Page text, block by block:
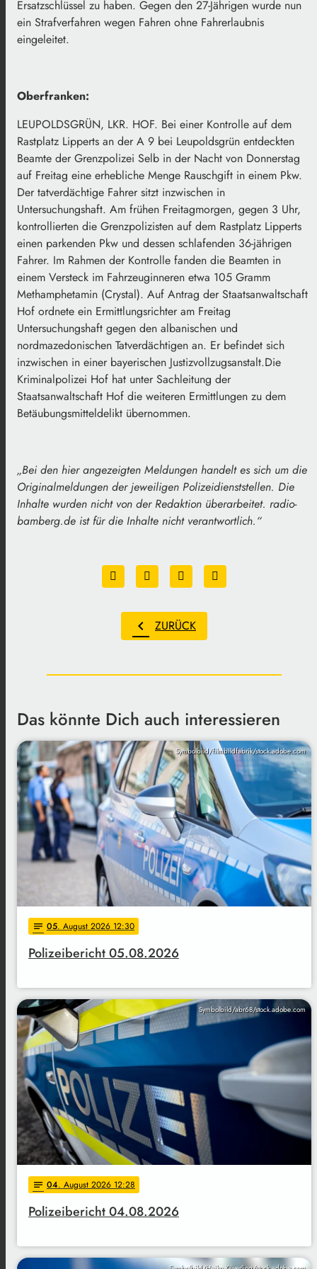
Ersatzschlüssel zu haben. Gegen den 27-Jährigen wurde nun
ein Strafverfahren wegen Fahren ohne Fahrerlaubnis
eingeleitet.
Oberfranken:
LEUPOLDSGRÜN, LKR. HOF. Bei einer Kontrolle auf dem
Rastplatz Lipperts an der A 9 bei Leupoldsgrün entdeckten
Beamte der Grenzpolizei Selb in der Nacht von Donnerstag
auf Freitag eine erhebliche Menge Rauschgift in einem Pkw.
Der tatverdächtige Fahrer sitzt inzwischen in
Untersuchungshaft. Am frühen Freitagmorgen, gegen 3 Uhr,
kontrollierten die Grenzpolizisten auf dem Rastplatz Lipperts
einen parkenden Pkw und dessen schlafenden 36-jährigen
Fahrer. Im Rahmen der Kontrolle fanden die Beamten in
einem Versteck im Fahrzeuginneren etwa 105 Gramm
Methamphetamin (Crystal). Auf Antrag der Staatsanwaltschaft
Hof ordnete ein Ermittlungsrichter am Freitag
Untersuchungshaft gegen den albanischen und
nordmazedonischen Tatverdächtigen an. Er befindet sich
inzwischen in einer bayerischen Justizvollzugsanstalt.Die
Kriminalpolizei Hof hat unter Sachleitung der
Staatsanwaltschaft Hof die weiteren Ermittlungen zu dem
Betäubungsmitteldelikt übernommen.
„Bei den hier angezeigten Meldungen handelt es sich um die
Originalmeldungen der jeweiligen Polizeidienststellen. Die
Inhalte wurden nicht von der Redaktion überarbeitet. radio-
bamberg.de ist für die Inhalte nicht verantwortlich.“
chevron_left ZURÜCK
Das könnte Dich auch interessieren
Symbolbild/filmbildfabrik/stock.adobe.com
notes 05. August 2026 12:30
Polizeibericht 05.08.2026
Symbolbild/abr68/stock.adobe.com
notes 04. August 2026 12:28
Polizeibericht 04.08.2026